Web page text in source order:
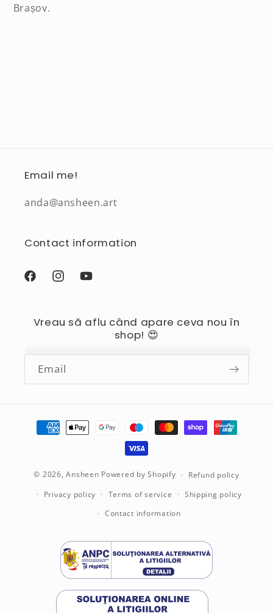
Brașov.
Email me!
anda@ansheen.art
Contact information
FacebookInstagramYouTube
Vreau să aflu când apare ceva nou în
shop! 😍
Email
Payment
methods
© 2026,Ansheen Powered by Shopify Refund policy
Privacy policy Terms of service Shipping policy
Contact information